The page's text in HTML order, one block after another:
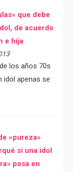
que debe
de acuerdo
e hija
los años 70s
idol apenas se
«pureza»
si una idol
posa en